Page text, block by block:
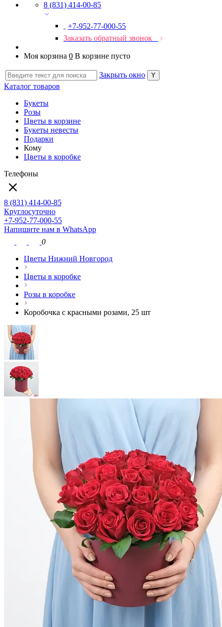
8 (831) 414-00-85
+7-952-77-000-55
Заказать обратный звонок
Моя корзина 0 В корзине пусто
Закрыть окно
Каталог товаров
Букеты
Розы
Цветы в корзине
Букеты невесты
Подарки
Кому
Цветы в коробке
Телефоны
8 (831) 414-00-85
Круглосуточно
+7-952-77-000-55
Напишите нам в WhatsApp
0
Цветы Нижний Новгород
Цветы в коробке
Розы в коробке
Коробочка с красными розами, 25 шт